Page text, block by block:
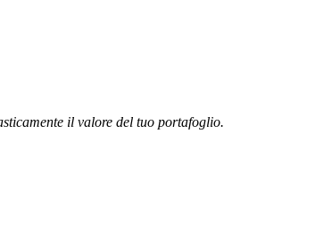
il valore del tuo portafoglio.